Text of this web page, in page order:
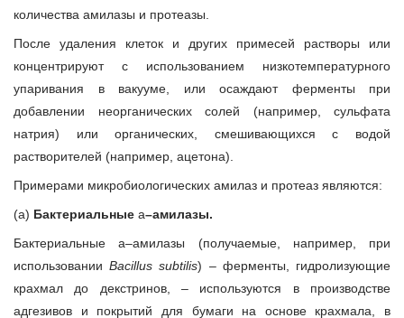
количества амилазы и протеазы.
После удаления клеток и других примесей растворы или
концентрируют с использованием низкотемпературного
упаривания в вакууме, или осаждают ферменты при
добавлении неорганических солей (например, сульфата
натрия) или органических, смешивающихся с водой
растворителей (например, ацетона).
Примерами микробиологических амилаз и протеаз являются:
(а) Бактериальные a–амилазы.
Бактериальные a–амилазы (получаемые, например, при
использованииBacillus subtilis) – ферменты, гидролизующие
крахмал до декстринов, – используются в производстве
адгезивов и покрытий для бумаги на основе крахмала, в